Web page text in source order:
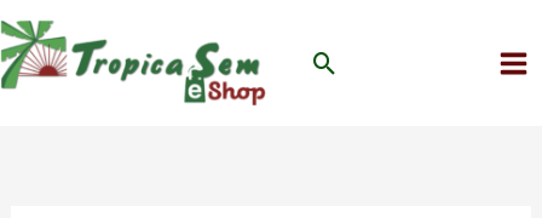
Aller
au
contenu
Rechercher